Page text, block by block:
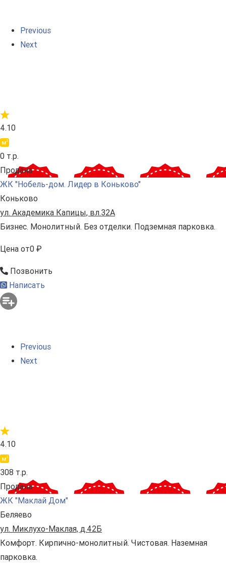
Previous
Next
4.10
0 т.р.
Продана
ЖК "Нобель-дом. Лидер в Коньково"
Коньково
ул. Академика Капицы, вл.32А
Бизнес. Монолитный. Без отделки. Подземная парковка.
Цена от0 ₽
Позвонить
Написать
Previous
Next
4.10
308 т.р.
Продана
ЖК "Маклай Дом"
Беляево
ул. Миклухо-Маклая, д.42Б
Комфорт. Кирпично-монолитный. Чистовая. Наземная
парковка.